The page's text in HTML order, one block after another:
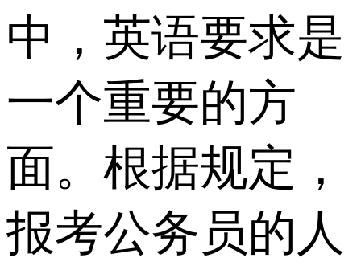
中，英语要求是
一个重要的方
面。根据规定，
报考公务员的人